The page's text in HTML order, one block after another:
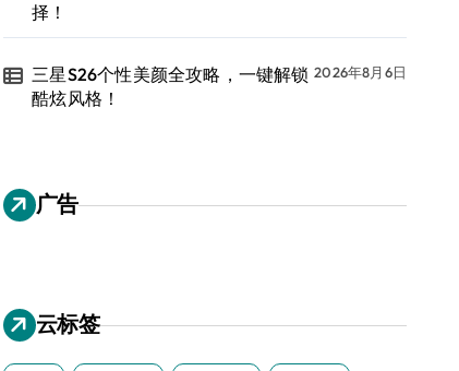
择！
三星S26个性美颜全攻略，一键解锁
酷炫风格！
2026年8月6日
广告
云标签